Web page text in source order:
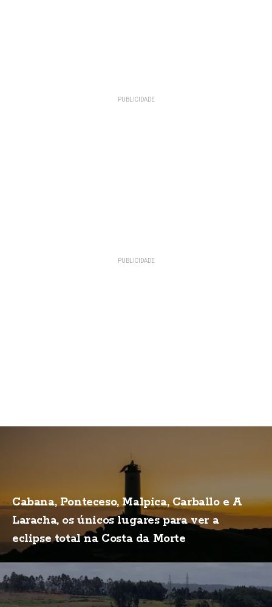
Cabana, Ponteceso, Malpica, Carballo e A
Laracha, os únicos lugares para ver a
eclipse total na Costa da Morte